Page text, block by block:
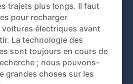
trajets plus longs. Il faut
pour recharger
électriques avant
La technologie des
sont toujours en cours de
; nous pouvons-
grandes choses sur les